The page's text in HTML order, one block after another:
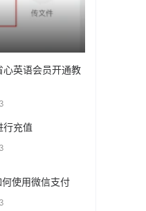
心英语会员开通教
行充值
使用微信支付